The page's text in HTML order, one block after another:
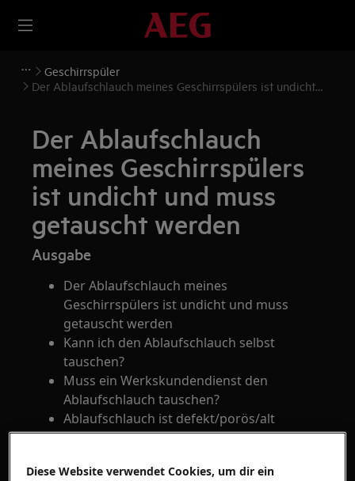
Geschirrspüler
Der Ablaufschlauch meines Geschirrspülers ist undicht
Der Ablaufschlauch
meines Geschirrspülers
ist undicht und muss
getauscht werden
Ausgabe
Der Ablaufschlauch meines
Geschirrspülers ist undicht und muss
getauscht werden
Kann ich den Ablaufschlauch selbst
tauschen?
Muss ein Werkskundendienst den
Ablaufschlauch tauschen?
Ablaufschlauch ist defekt/porös/alt
Wasser läuft am Schlauch herunter
Diese Website verwendet Cookies, um dir ein